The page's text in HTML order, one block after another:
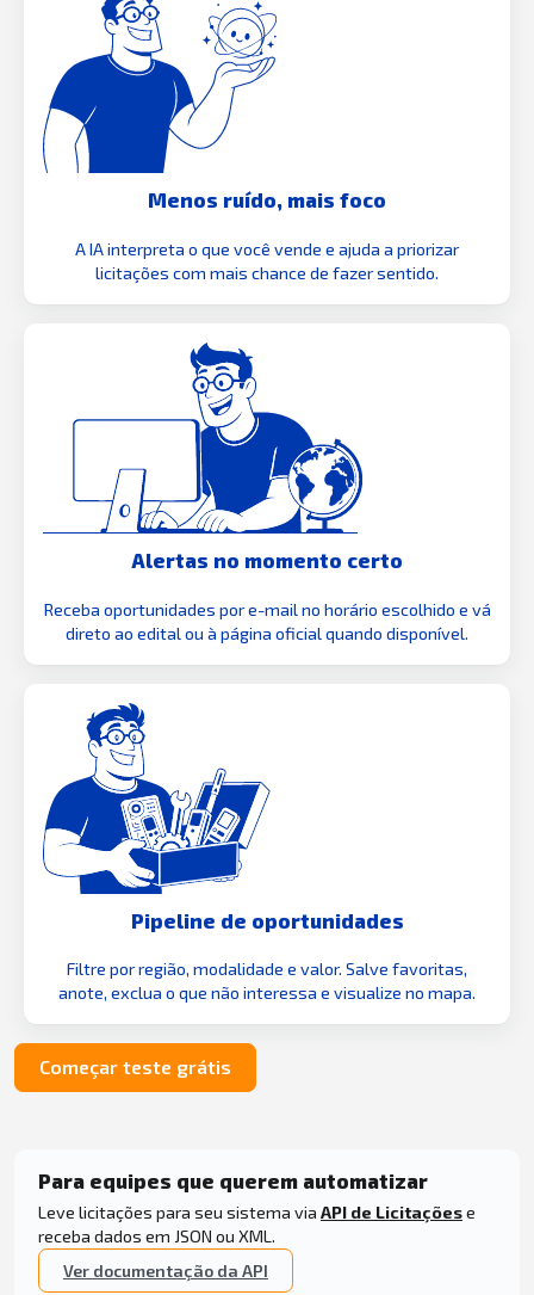
Menos ruído, mais foco
A IA interpreta o que você vende e ajuda a priorizar
licitações com mais chance de fazer sentido.
Alertas no momento certo
Receba oportunidades por e-mail no horário escolhido e vá
direto ao edital ou à página oficial quando disponível.
Pipeline de oportunidades
Filtre por região, modalidade e valor. Salve favoritas,
anote, exclua o que não interessa e visualize no mapa.
Começar teste grátis
Para equipes que querem automatizar
Leve licitações para seu sistema via API de Licitaçõese
receba dados em JSON ou XML.
Ver documentação da API